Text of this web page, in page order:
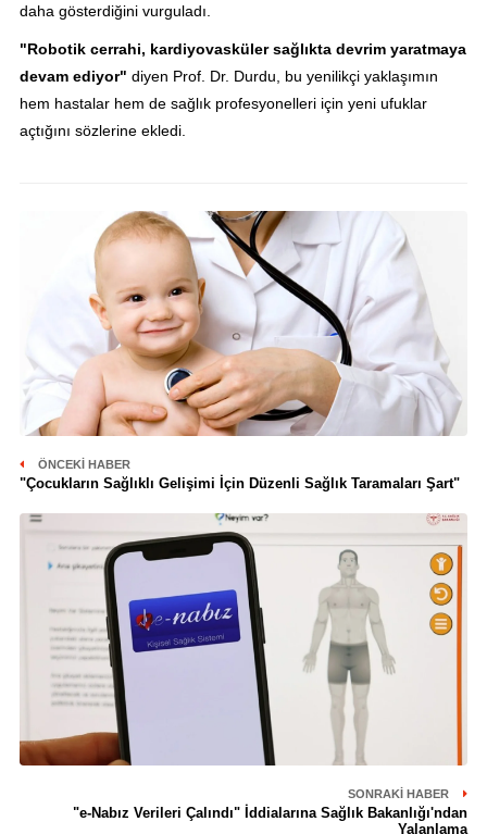
daha gösterdiğini vurguladı.
"Robotik cerrahi, kardiyovasküler sağlıkta devrim yaratmaya
devam ediyor" diyen Prof. Dr. Durdu, bu yenilikçi yaklaşımın
hem hastalar hem de sağlık profesyonelleri için yeni ufuklar
açtığını sözlerine ekledi.
ÖNCEKI HABER
"Çocukların Sağlıklı Gelişimi İçin Düzenli Sağlık Taramaları Şart"
SONRAKI HABER
"e-Nabız Verileri Çalındı" İddialarına Sağlık Bakanlığı'ndan
Yalanlama